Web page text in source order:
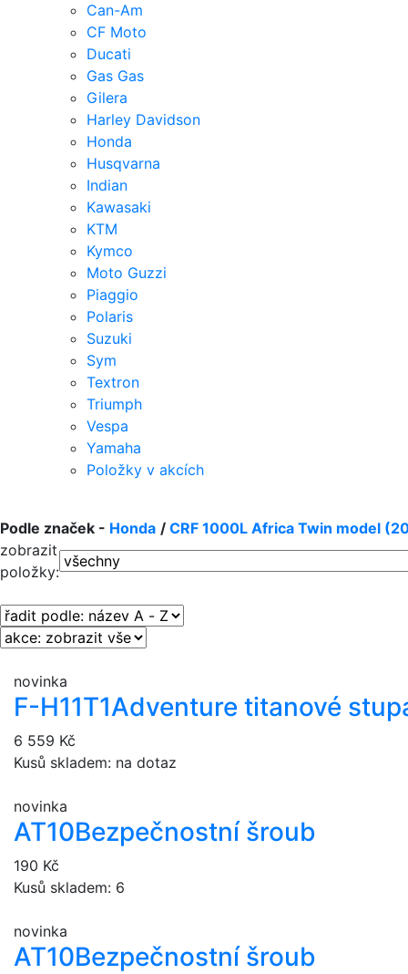
Can-Am
CF Moto
Ducati
Gas Gas
Gilera
Harley Davidson
Honda
Husqvarna
Indian
Kawasaki
KTM
Kymco
Moto Guzzi
Piaggio
Polaris
Suzuki
Sym
Textron
Triumph
Vespa
Yamaha
Položky v akcích
Podle značek - Honda / CRF 1000L Africa Twin model
zobrazit
položky:
novinka
F-H11T1Adventure titanové
6 559 Kč
Kusů skladem: na dotaz
novinka
AT10Bezpečnostní šroub
190 Kč
Kusů skladem: 6
novinka
AT10Bezpečnostní šroub